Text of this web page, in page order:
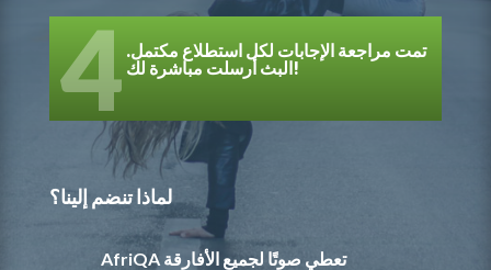
4تمت مراجعة الإجابات لكل استطلاع مكتمل.
البث أرسلت مباشرة لك!
لماذا تنضم إلينا؟
AfriQA تعطي صوتًا لجميع الأفارقة